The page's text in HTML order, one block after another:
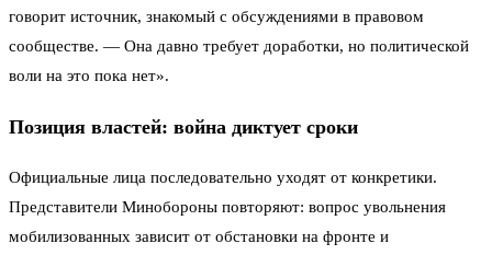
говорит источник, знакомый с обсуждениями в правовом
сообществе. — Она давно требует доработки, но политической
воли на это пока нет».
Позиция властей: война диктует сроки
Официальные лица последовательно уходят от конкретики.
Представители Минобороны повторяют: вопрос увольнения
мобилизованных зависит от обстановки на фронте и